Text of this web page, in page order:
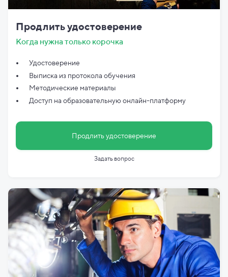
Продлить удостоверение
Когда нужна только корочка
Удостоверение
Выписка из протокола обучения
Методические материалы
Доступ на образовательную онлайн-платформу
Продлить удостоверение
Задать вопрос